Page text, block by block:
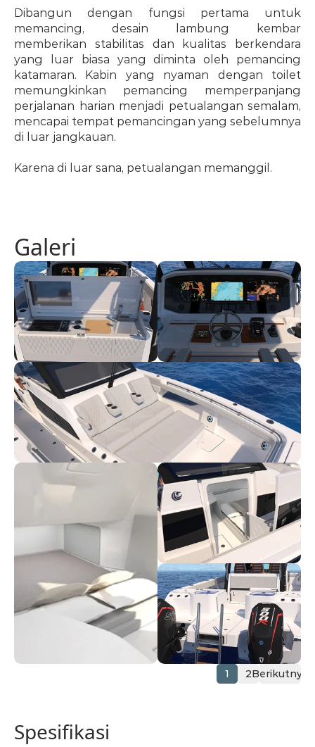
Dibangun dengan fungsi pertama untuk
memancing, desain lambung kembar
memberikan stabilitas dan kualitas berkendara
yang luar biasa yang diminta oleh pemancing
katamaran. Kabin yang nyaman dengan toilet
memungkinkan pemancing memperpanjang
perjalanan harian menjadi petualangan semalam,
mencapai tempat pemancingan yang sebelumnya
di luar jangkauan.
Karena di luar sana, petualangan memanggil.
Galeri
1 2Berikutnya
Spesifikasi